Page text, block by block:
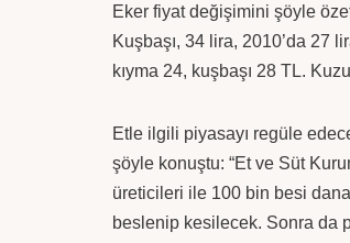
Eker fiyat değişimini şöyle
Kuşbaşı, 34 lira, 2010’da 27
kıyma 24, kuşbaşı 28 TL.
Etle ilgili piyasayı regüle
şöyle konuştu: “Et ve Süt
üreticileri ile 100 bin besi
beslenip kesilecek. Sonra da